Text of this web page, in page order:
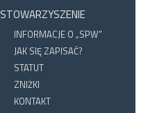
STOWARZYSZENIE
INFORMACJE O „SPW”
JAK SIĘ ZAPISAĆ?
STATUT
ZNIŻKI
KONTAKT